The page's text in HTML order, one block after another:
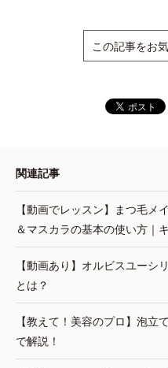
この記事をお
関連記事
【動画でレッスン】まつ毛メ
＆マスカラの基本の使い方｜
【動画あり】オルビスユーシ
とは？
【教えて！美容のプロ】泡立
で解説！